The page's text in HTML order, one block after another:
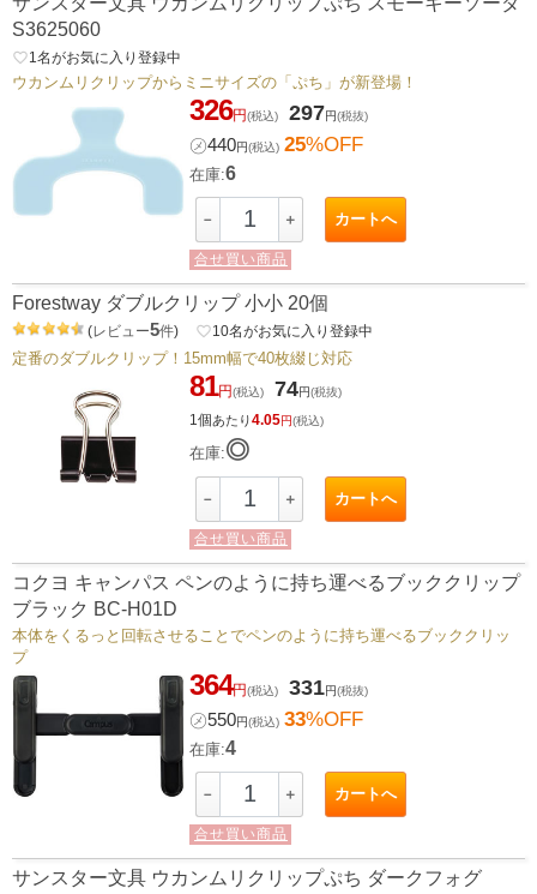
S3625060
favorite_border1 名がお気に入り登録中
ウカンムリクリップからミニサイズの「ぷち」が新登場！
326円(税込) 297円(税抜)
㋱440円(税込) 25%OFF
在庫:6
－ ＋ カートへ
合せ買い商品
Forestway ダブルクリップ 小小 20個
(レビュー5件) favorite_border10名がお気に入り登録中
定番のダブルクリップ！15mm幅で40枚綴じ対応
81円(税込) 74円(税抜)
1個あたり4.05円(税込)
在庫:◎
－ ＋ カートへ
合せ買い商品
コクヨ キャンパス ペンのように持ち運べるブッククリップ
ブラック BC-H01D
本体をくるっと回転させることでペンのように持ち運べるブッククリッ
プ
364円(税込) 331円(税抜)
㋱550円(税込) 33%OFF
在庫:4
－ ＋ カートへ
合せ買い商品
サンスター文具 ウカンムリクリップぷち ダークフォグ